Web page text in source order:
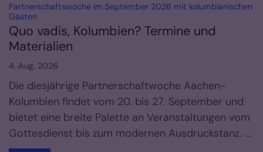
Partnerschaftswoche im September 2026 mit kolumbianischen
Gästen
Quo vadis, Kolumbien? Termine und
Materialien
4. Aug. 2026
Die diesjährige Partnerschaftwoche Aachen-
Kolumbien findet vom 20. bis 27. September und
bietet eine breite Palette an Veranstaltungen vom
Gottesdienst bis zum modernen Ausdruckstanz. ...